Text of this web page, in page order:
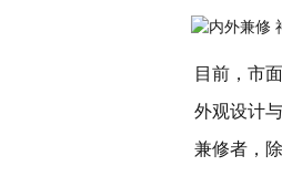
目前，市
外观设计
兼修者，